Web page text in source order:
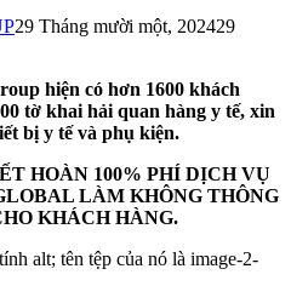
29 Tháng mười một, 202429
hiện có hơn 1600 khách
tờ khai hải quan hàng y tế, xin
bị y tế và phụ kiện.
HOÀN 100% PHÍ DỊCH VỤ
LÀM KHÔNG THÔNG
KHÁCH HÀNG.